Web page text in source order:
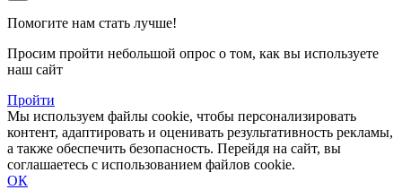
Помогите нам стать лучше!
Просим пройти небольшой опрос о том, как вы используете
наш сайт
Пройти
Мы используем файлы cookie, чтобы персонализировать
контент, адаптировать и оценивать результативность рекламы,
а также обеспечить безопасность. Перейдя на сайт, вы
соглашаетесь с использованием файлов cookie.
ОК